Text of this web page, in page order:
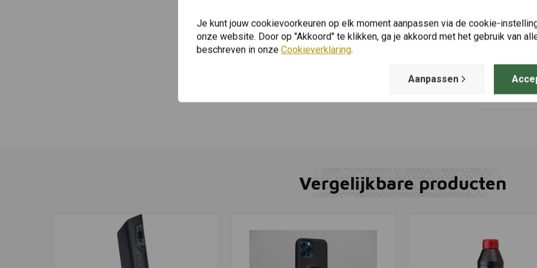
Snel opladen: 30 minuten opladen is gelijk aan 4 uur intercom
Specificaties radiofrequentie: 76 ~ 108MHz¬†
Sena Onderdeelnummer: 16613079
Vergelijkbare producten
Je kunt jouw cookievoorkeuren op elk moment aanpassen via de cookie-
onze website. Door op "Akkoord" te klikken, ga je akkoord met het gebruik van
beschreven in onze Cookieverklaring.
Aanpassen